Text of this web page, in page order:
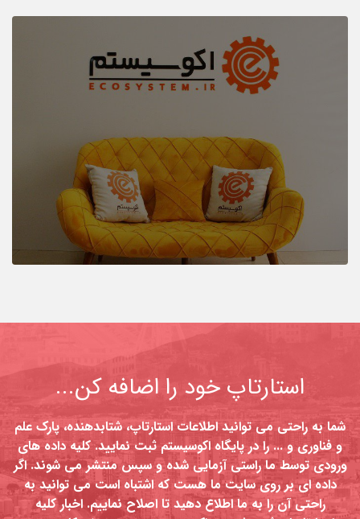
استارتاپ خود را اضافه کن...
شما به راحتی می توانید اطلاعات استارتاپ، شتابدهنده، پارک علم
و فناوری و ... را در پایگاه اکوسیستم ثبت نمایید. کلیه داده های
ورودی توسط ما راستی آزمایی شده و سپس منتشر می شوند. اگر
داده ای بر روی سایت ما هست که اشتباه است می توانید به
راحتی آن را به ما اطلاع دهید تا اصلاح نماییم. اخبار کلیه